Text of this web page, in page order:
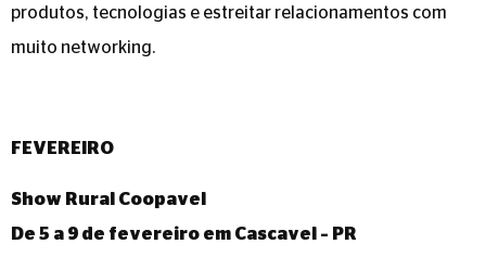
produtos, tecnologias e estreitar relacionamentos com
muito networking.
FEVEREIRO
Show Rural Coopavel
De 5 a 9 de fevereiro em Cascavel – PR